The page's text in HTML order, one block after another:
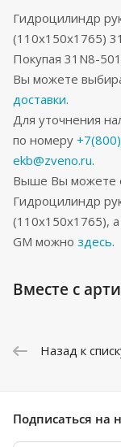
Гидроцилиндр
(110x150x1765)
Покупая 31N8-
Вы можете
доставки.
Для уточнения
по номеру
ekb@zveno.ru.
Выше Вы можете
Гидроцилиндр
(110x150x1765),
GM можно здесь.
Вместе с
Назад к
Подписаться на